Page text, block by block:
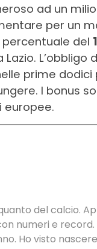
ad un
per un
percentuale del
L’obbligo
prime dodici
I bonus
europee.
del calcio.
numeri e
Ho visto